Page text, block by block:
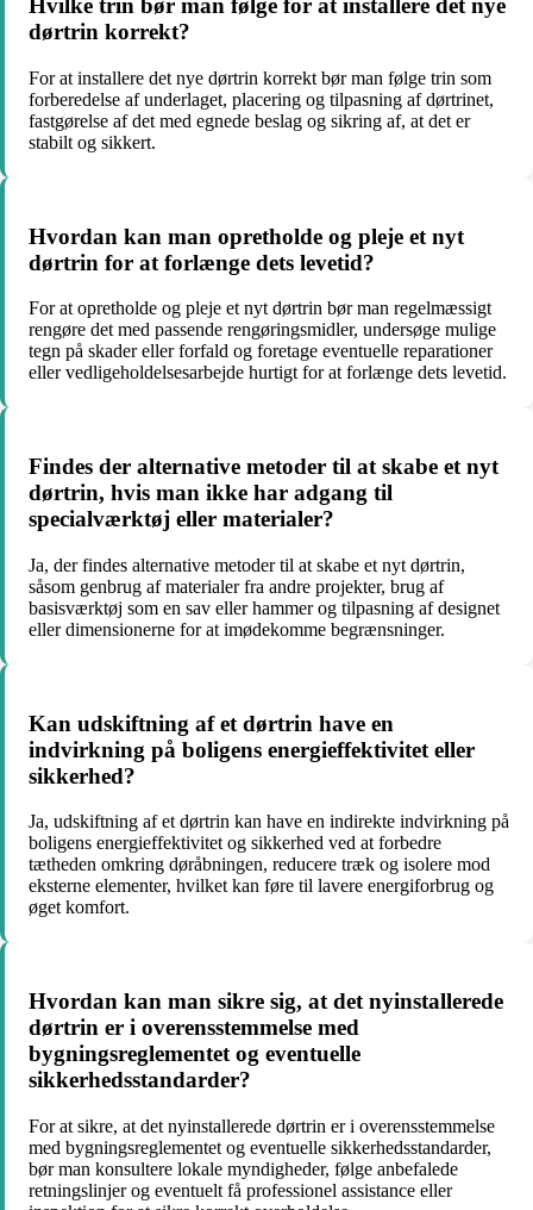
Hvilke trin bør man følge for at installere det nye
dørtrin korrekt?
For at installere det nye dørtrin korrekt bør man følge trin som
forberedelse af underlaget, placering og tilpasning af dørtrinet,
fastgørelse af det med egnede beslag og sikring af, at det er
stabilt og sikkert.
Hvordan kan man opretholde og pleje et nyt
dørtrin for at forlænge dets levetid?
For at opretholde og pleje et nyt dørtrin bør man regelmæssigt
rengøre det med passende rengøringsmidler, undersøge mulige
tegn på skader eller forfald og foretage eventuelle reparationer
eller vedligeholdelsesarbejde hurtigt for at forlænge dets levetid.
Findes der alternative metoder til at skabe et nyt
dørtrin, hvis man ikke har adgang til
specialværktøj eller materialer?
Ja, der findes alternative metoder til at skabe et nyt dørtrin,
såsom genbrug af materialer fra andre projekter, brug af
basisværktøj som en sav eller hammer og tilpasning af designet
eller dimensionerne for at imødekomme begrænsninger.
Kan udskiftning af et dørtrin have en
indvirkning på boligens energieffektivitet eller
sikkerhed?
Ja, udskiftning af et dørtrin kan have en indirekte indvirkning på
boligens energieffektivitet og sikkerhed ved at forbedre
tætheden omkring døråbningen, reducere træk og isolere mod
eksterne elementer, hvilket kan føre til lavere energiforbrug og
øget komfort.
Hvordan kan man sikre sig, at det nyinstallerede
dørtrin er i overensstemmelse med
bygningsreglementet og eventuelle
sikkerhedsstandarder?
For at sikre, at det nyinstallerede dørtrin er i overensstemmelse
med bygningsreglementet og eventuelle sikkerhedsstandarder,
bør man konsultere lokale myndigheder, følge anbefalede
retningslinjer og eventuelt få professionel assistance eller